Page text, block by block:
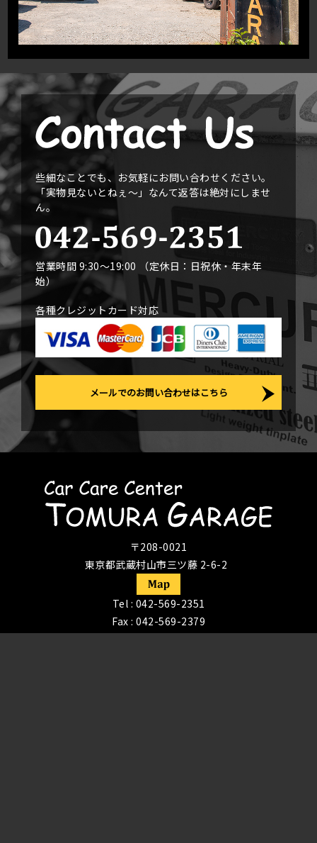
些細なことでも、お気軽にお問い合わせください。
「実物見ないとねぇ〜」なんて返答は絶対にしませ
ん。
営業時間 9:30〜19:00 （定休日：日祝休・年末年
始）
各種クレジットカード対応
メールでのお問い合わせはこちら
〒208-0021
東京都武蔵村山市三ツ藤 2-6-2
Tel : 042-569-2351
Fax : 042-569-2379